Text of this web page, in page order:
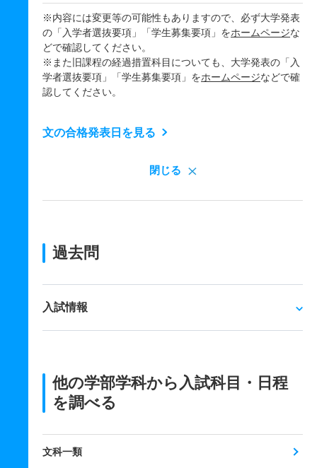
※内容には変更等の可能性もありますので、必ず大学発表
の「入学者選抜要項」「学生募集要項」をホームページな
どで確認してください。
※また旧課程の経過措置科目についても、大学発表の「入
学者選抜要項」「学生募集要項」をホームページなどで確
認してください。
文の合格発表日を見る
閉じる
過去問
入試情報
他の学部学科から入試科目・日程
を調べる
文科一類